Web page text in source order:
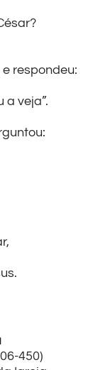
respondeu:
a veja”.
450)